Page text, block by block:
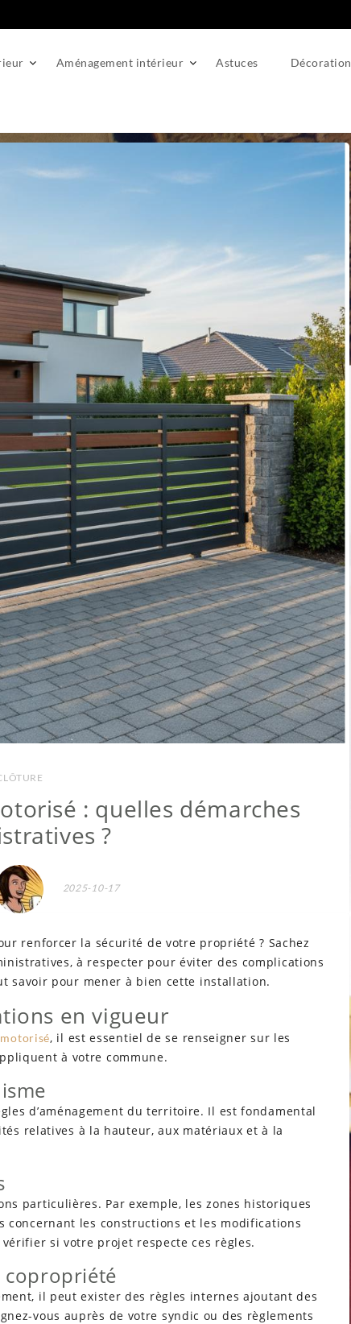
Aménagement intérieur Astuces Décoration
: quelles démarches
?
2025-10-17
renforcer la sécurité de votre propriété ? Sachez
à respecter pour éviter des complications
savoir pour mener à bien cette installation.
en vigueur
, il est essentiel de se renseigner sur les
à votre commune.
d’aménagement du territoire. Il est fondamental
relatives à la hauteur, aux matériaux et à la
particulières. Par exemple, les zones historiques
les constructions et les modifications
si votre projet respecte ces règles.
copropriété
il peut exister des règles internes ajoutant des
vous auprès de votre syndic ou des règlements